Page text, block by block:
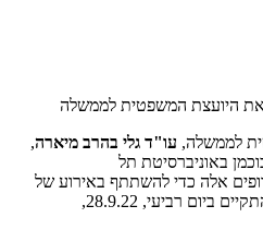
לממשלה, עו"ד גלי בהרב מיארה,
באוניברסיטת תל
אלה כדי להשתתף באירוע של
המועדון העסקי-אקדמי. האירוע התקיים ביום רביעי, 28.9.22,